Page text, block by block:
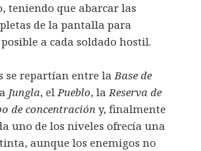
teniendo que abarcar las
de la pantalla para
a cada soldado hostil.
se repartían entre laBase de
Jungla, elPueblo, laReserva de
de concentración y, finalmente
uno de los niveles ofrecía una
aunque los enemigos no